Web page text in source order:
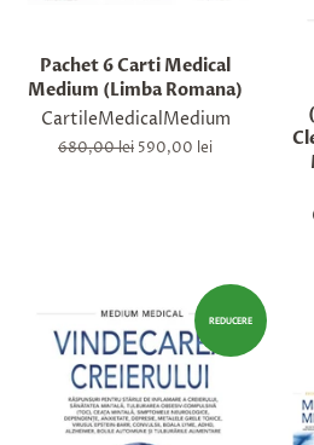
Pachet 6 Carti Medical
Medium (Limba Romana)
CartileMedicalMedium
Preț
680,00 lei Preț
590,00 lei
REDUCERE